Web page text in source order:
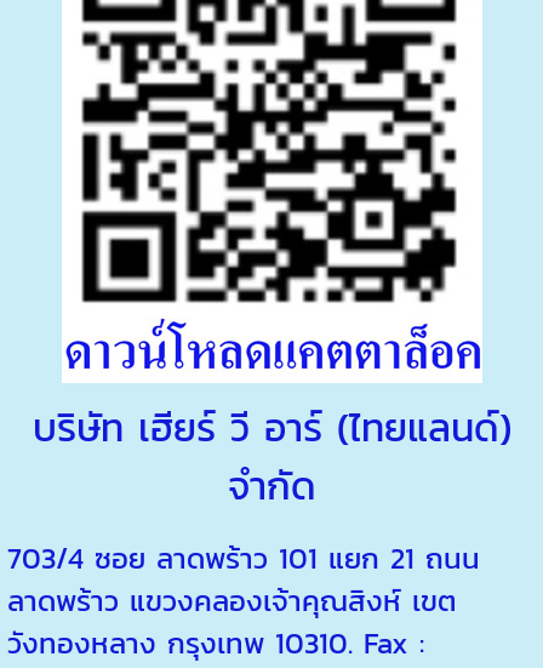
บริษัท เฮียร์ วี อาร์ (ไทยแลนด์)
จำกัด
703/4 ซอย ลาดพร้าว 101 แยก 21 ถนน
ลาดพร้าว แขวงคลองเจ้าคุณสิงห์ เขต
วังทองหลาง กรุงเทพ 10310. Fax :